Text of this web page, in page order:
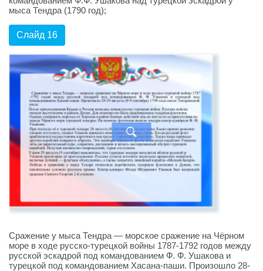
мыса Тендра (1790 год);
Слайд 16
Сражение у мыса Тендра — морское сражение на Чёрном
море в ходе русско-турецкой войны 1787-1792 годов между
русской эскадрой под командованием Ф. Ф. Ушакова и
турецкой под командованием Хасана-паши. Произошло 28-